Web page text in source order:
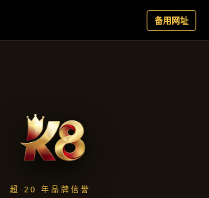
云端资讯
首页 云端资讯